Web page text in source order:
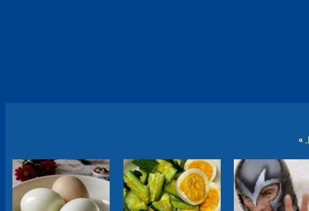
«